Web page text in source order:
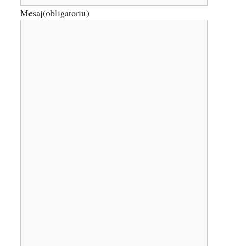
Mesaj(obligatoriu)